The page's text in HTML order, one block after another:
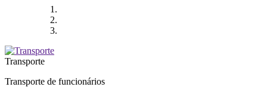
Transporte
Transporte de funcionários